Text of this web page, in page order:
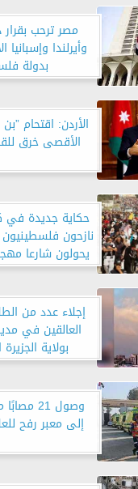
مصر ترحب بقرار
وأيرلندا وإسبانيا
بدولة
الأردن: اقتحام
الأقصى خرق
حكاية جديدة في
نازحون
يحولون شارعا
إجلاء عدد من
العالقين في
بولاية
وصول 21
إلى معبر رفح